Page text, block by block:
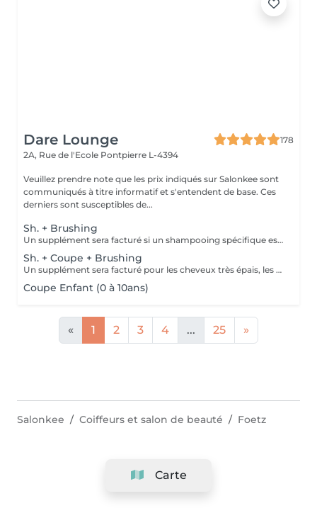
Dare Lounge
178
2A, Rue de l'Ecole Pontpierre L-4394
Veuillez prendre note que les prix indiqués sur Salonkee sont
communiqués à titre informatif et s'entendent de base. Ces
derniers sont susceptibles de...
Sh. + Brushing
Un supplément sera facturé si un shampooing spécifique est appliqué (avec votre accord).
Sh. + Coupe + Brushing
Un supplément sera facturé pour les cheveux très épais, les chevelures très longues et denses ou si un shampooing spécifique est appliqué (avec votre accord).
Coupe Enfant (0 à 10ans)
« 1 2 3 4 ... 25 »
Carte
Salonkee Coiffeurs et salon de beauté Foetz